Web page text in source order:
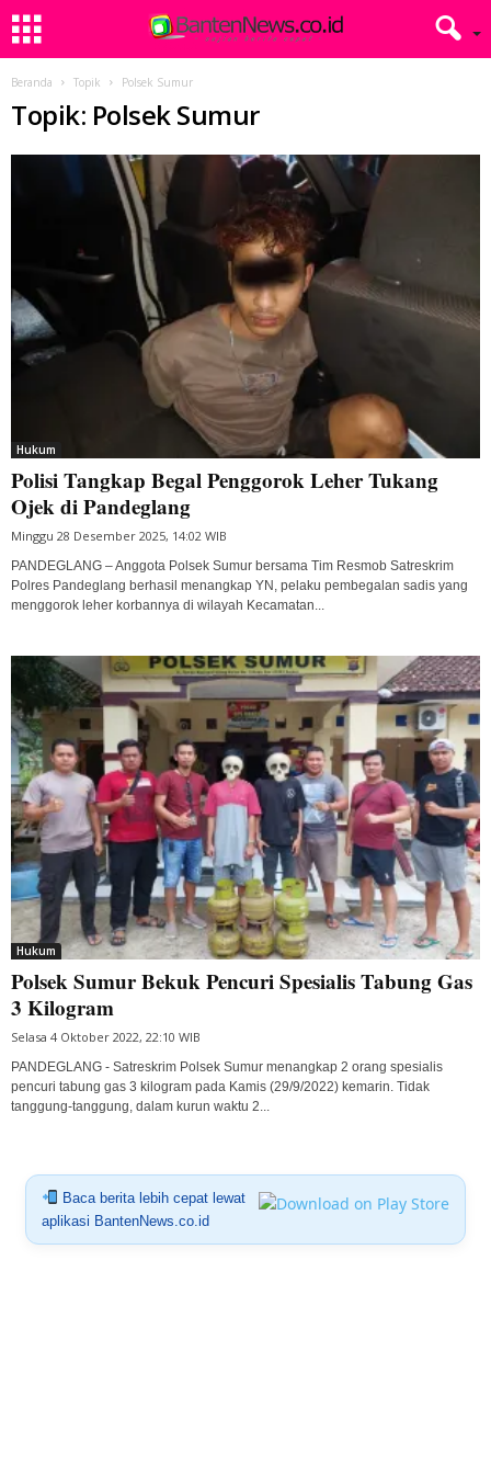
Beranda Topik Polsek Sumur
Topik: Polsek Sumur
Hukum
Polisi Tangkap Begal Penggorok Leher Tukang
Ojek di Pandeglang
Minggu 28 Desember 2025, 14:02 WIB
PANDEGLANG – Anggota Polsek Sumur bersama Tim Resmob Satreskrim
Polres Pandeglang berhasil menangkap YN, pelaku pembegalan sadis yang
menggorok leher korbannya di wilayah Kecamatan...
Hukum
Polsek Sumur Bekuk Pencuri Spesialis Tabung Gas
3 Kilogram
Selasa 4 Oktober 2022, 22:10 WIB
PANDEGLANG - Satreskrim Polsek Sumur menangkap 2 orang spesialis
pencuri tabung gas 3 kilogram pada Kamis (29/9/2022) kemarin. Tidak
tanggung-tanggung, dalam kurun waktu 2...
Baca berita lebih cepat lewat
aplikasi BantenNews.co.id